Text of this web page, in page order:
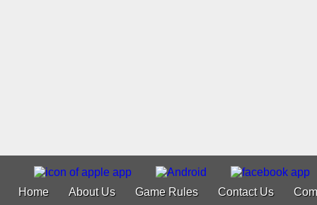
Home About Us Game Rules Contact Us